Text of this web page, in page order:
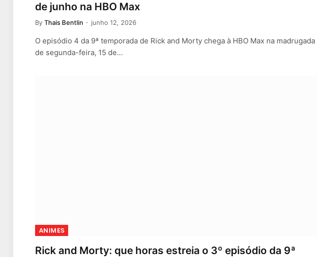
de junho na HBO Max
By Thais Bentlin junho 12, 2026
O episódio 4 da 9ª temporada de Rick and Morty chega à HBO Max na madrugada
de segunda-feira, 15 de…
ANIMES
Rick and Morty: que horas estreia o 3º episódio da 9ª